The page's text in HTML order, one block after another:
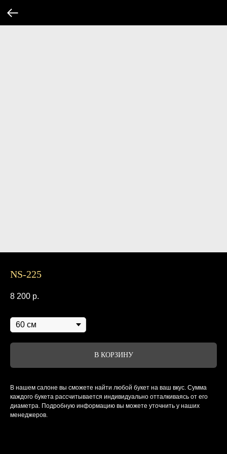
NS-225
8 200 р.
В КОРЗИНУ
В нашем салоне вы сможете найти любой букет на ваш вкус. Сумма
каждого букета рассчитывается индивидуально отталкиваясь от его
диаметра. Подробную информацию вы можете уточнить у наших
менеджеров.